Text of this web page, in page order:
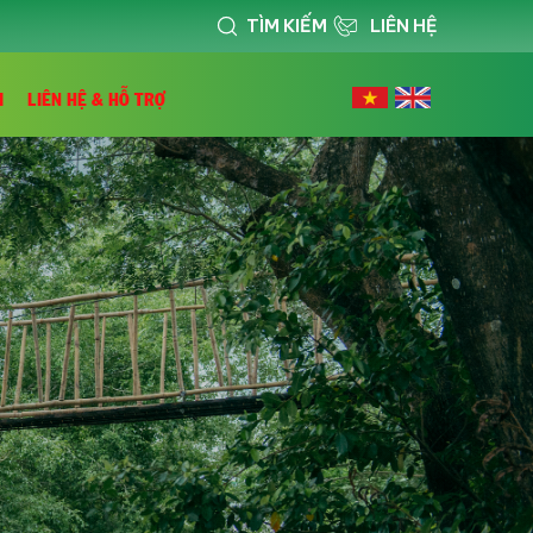
TÌM KIẾM LIÊN HỆ
LIÊN HỆ & HỖ TRỢ